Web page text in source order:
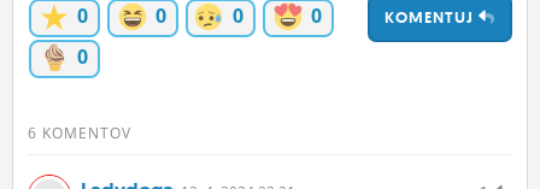
KOMENTUJ
0 0 0
0
0
6 KOMENTOV